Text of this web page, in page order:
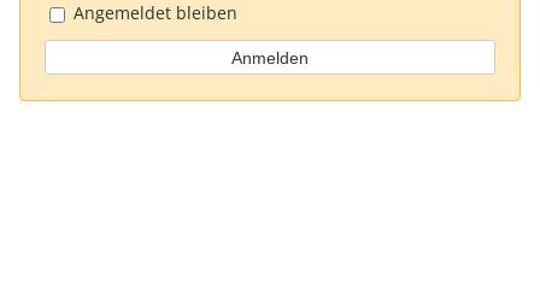
Angemeldet bleiben